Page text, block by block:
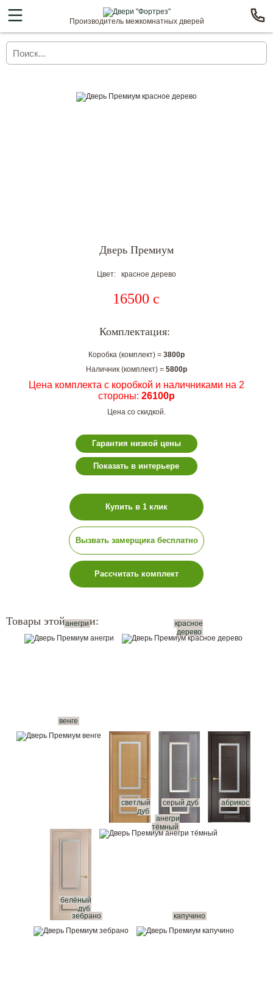
Производитель межкомнатных дверей
Дверь Премиум
Цвет: красное дерево
16500 c
Комплектация:
Коробка (комплект) = 3800р
Наличник (комплект) = 5800р
Цена комплекта с коробкой и наличниками на 2
стороны: 26100р
Цена со скидкой.
Гарантия низкой цены
Показать в интерьере
Купить в 1 клик
Вызвать замерщика бесплатно
Рассчитать комплект
Товары этой серии:
анегри
красное
дерево
венге
светлый
дуб
серый дуб абрикос
белёный
дуб
анегри
тёмный
зебрано капучино